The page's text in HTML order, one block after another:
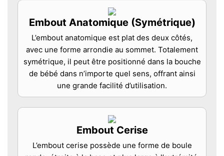
Embout Anatomique (Symétrique)
L’embout anatomique est plat des deux côtés,
avec une forme arrondie au sommet. Totalement
symétrique, il peut être positionné dans la bouche
de bébé dans n’importe quel sens, offrant ainsi
une grande facilité d’utilisation.
Embout Cerise
L’embout cerise possède une forme de boule